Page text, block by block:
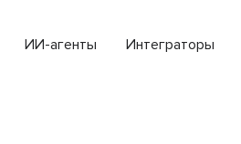
ИИ-агенты Интеграторы